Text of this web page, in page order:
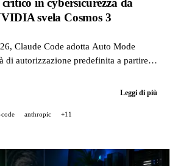
critico in cybersicurezza da
svela Cosmos 3
Claude Code adotta Auto Mode
di autorizzazione predefinita a partire
critico per la cybersicurezza e NVIDIA
autonomi. La settimana aggiunge
disponibilità generale e nuovi
Leggi di più
anthropic +11